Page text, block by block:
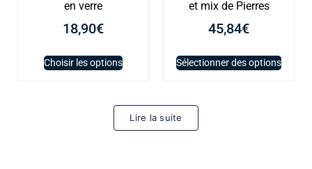
en verre
18,90€
Choisir les options
et mix de Pierres
45,84€
Sélectionner des options
Lire la suite